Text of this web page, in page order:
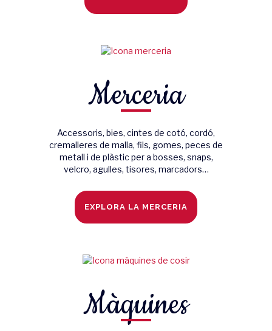
Merceria
Accessoris, bies, cintes de cotó, cordó,
cremalleres de malla, fils, gomes, peces de
metall i de plàstic per a bosses, snaps,
velcro, agulles, tisores, marcadors…
EXPLORA LA MERCERIA
Màquines